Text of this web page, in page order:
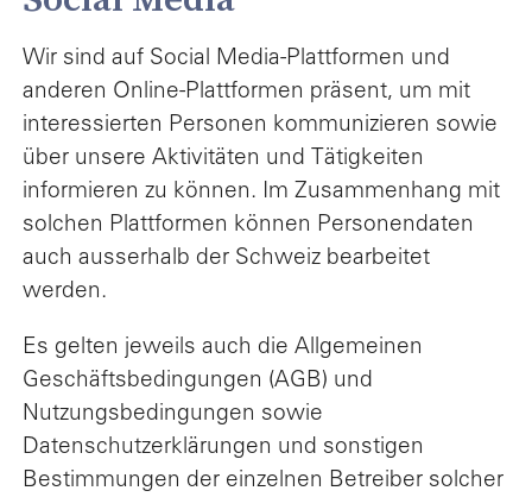
Wir sind auf Social Media-Plattformen und
anderen Online-Plattformen präsent, um mit
interessierten Personen kommunizieren sowie
über unsere Aktivitäten und Tätigkeiten
informieren zu können. Im Zusammenhang mit
solchen Plattformen können Personendaten
auch ausserhalb der Schweiz bearbeitet
werden.
Es gelten jeweils auch die Allgemeinen
Geschäftsbedingungen (AGB) und
Nutzungsbedingungen sowie
Datenschutzerklärungen und sonstigen
Bestimmungen der einzelnen Betreiber solcher